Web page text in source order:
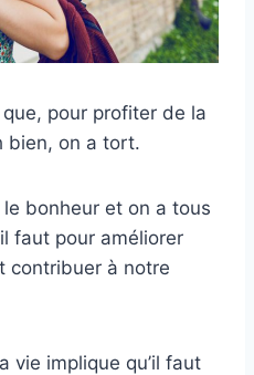
pour profiter de la
bien, on a tort.
le bonheur et on a tous
faut pour améliorer
contribuer à notre
vie implique qu’il faut